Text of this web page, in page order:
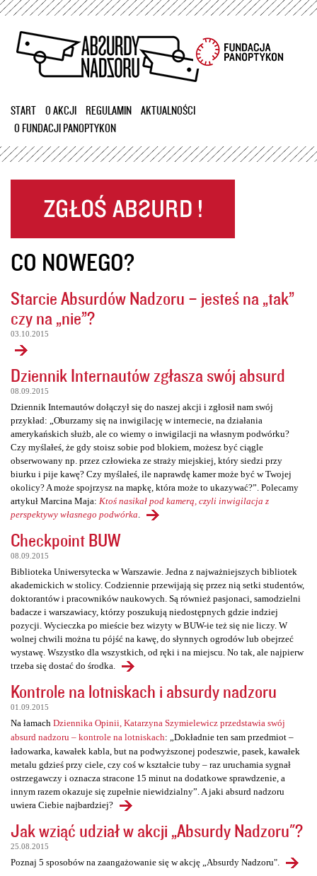
Przejdź
treści
START O AKCJI REGULAMIN
AKTUALNOŚCI
O FUNDACJI PANOPTYKON
CO NOWEGO?
Starcie Absurdów Nadzoru – jesteś na „tak”
czy na „nie”?
03.10.2015
Dziennik Internautów zgłasza swój absurd
08.09.2015
Dziennik Internautów dołączył się do naszej akcji i zgłosił nam swój
przykład: „Oburzamy się na inwigilację w internecie, na działania
amerykańskich służb, ale co wiemy o inwigilacji na własnym podwórku?
Czy myślałeś, że gdy stoisz sobie pod blokiem, możesz być ciągle
obserwowany np. przez człowieka ze straży miejskiej, który siedzi przy
biurku i pije kawę? Czy myślałeś, ile naprawdę kamer może być w Twojej
okolicy? A może spojrzysz na mapkę, która może to ukazywać?”. Polecamy
artykuł Marcina Maja: Ktoś nasikał pod kamerą, czyli inwigilacja z
perspektywy własnego podwórka
Checkpoint BUW
08.09.2015
Biblioteka Uniwersytecka w Warszawie. Jedna z najważniejszych bibliotek
akademickich w stolicy. Codziennie przewijają się przez nią setki studentów,
doktorantów i pracowników naukowych. Są również pasjonaci, samodzielni
badacze i warszawiacy, którzy poszukują niedostępnych gdzie indziej
pozycji. Wycieczka po mieście bez wizyty w BUW-ie też się nie liczy. W
wolnej chwili można tu pójść na kawę, do słynnych ogrodów lub obejrzeć
wystawę. Wszystko dla wszystkich, od ręki i na miejscu. No tak, ale najpierw
trzeba się dostać do środka.
Kontrole na lotniskach i absurdy nadzoru
01.09.2015
Na łamach Dziennika Opinii, Katarzyna Szymielewicz przedstawia swój
absurd nadzoru – kontrole na lotniskach: „Dokładnie ten sam przedmiot –
ładowarka, kawałek kabla, but na podwyższonej podeszwie, pasek, kawałek
metalu gdzieś przy ciele, czy coś w kształcie tuby – raz uruchamia sygnał
ostrzegawczy i oznacza stracone 15 minut na dodatkowe sprawdzenie, a
innym razem okazuje się zupełnie niewidzialny”. A jaki absurd nadzoru
uwiera Ciebie najbardziej?
Jak wziąć udział w akcji „Absurdy Nadzoru"?
25.08.2015
Poznaj 5 sposobów na zaangażowanie się w akcję „Absurdy Nadzoru".